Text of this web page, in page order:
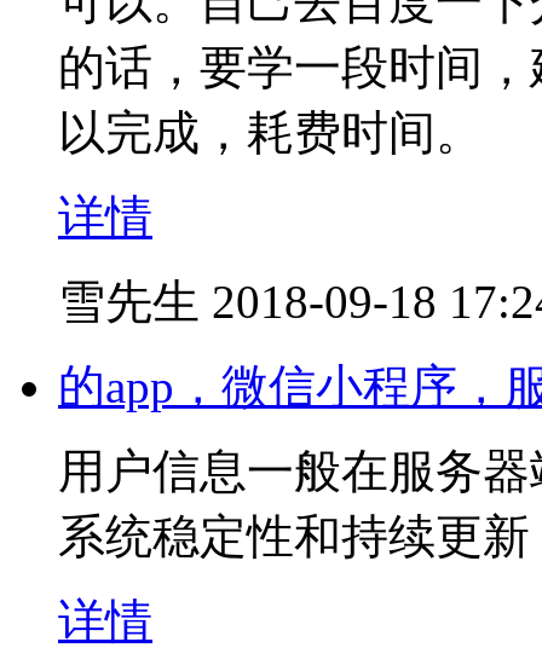
的话，要学一段时间
以完成，耗费时间。
详情
雪先生 2018-09-18
的app，微信小程序，
用户信息一般在服务
系统稳定性和持续更
详情